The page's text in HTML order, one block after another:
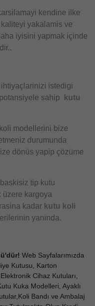
kendine ilke
yakalamis ve
iyisini yapmak içinde
ihtiyaçlarinizi istedigi
sahip
kutu
modellerini bize
durumunda
dönüs yapip çözüme
tip kutu
üzere kargoya
kadar kutu koli
yaninda.
Web Sayfalarımızda
Kutusu, Karton
Cihaz Kutuları,
Kuka Modelleri, Ayaklı
Bandı ve Ambalaj